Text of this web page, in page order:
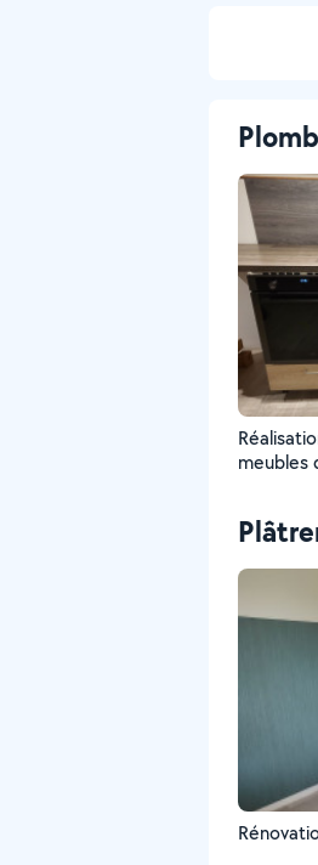
meubles